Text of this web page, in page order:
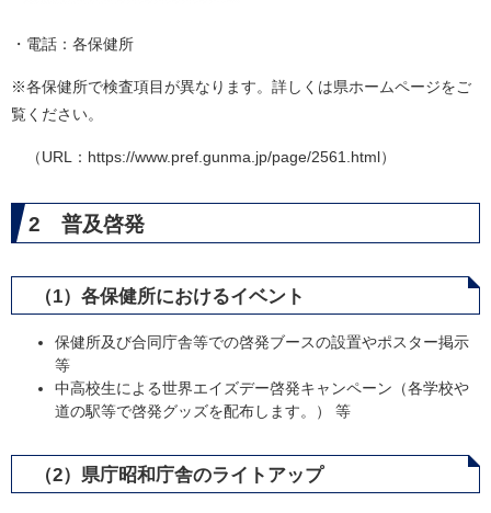
・電話：各保健所
※各保健所で検査項目が異なります。詳しくは県ホームページをご
覧ください。
（URL：https://www.pref.gunma.jp/page/2561.html）
2 普及啓発
（1）各保健所におけるイベント
保健所及び合同庁舎等での啓発ブースの設置やポスター掲示
等
中高校生による世界エイズデー啓発キャンペーン（各学校や
道の駅等で啓発グッズを配布します。） 等
（2）県庁昭和庁舎のライトアップ